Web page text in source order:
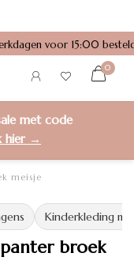
voor 15:00
0
met code
hier →
meisje
Kinderkleding
broek